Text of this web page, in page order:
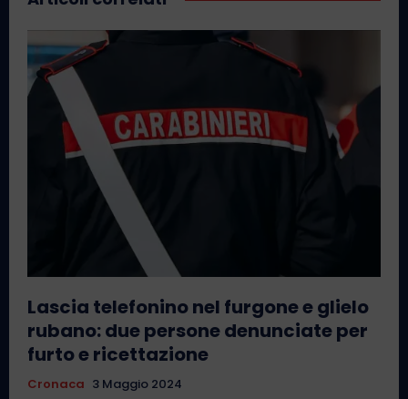
Lascia telefonino nel furgone e glielo
rubano: due persone denunciate per
furto e ricettazione
Cronaca 3 Maggio 2024